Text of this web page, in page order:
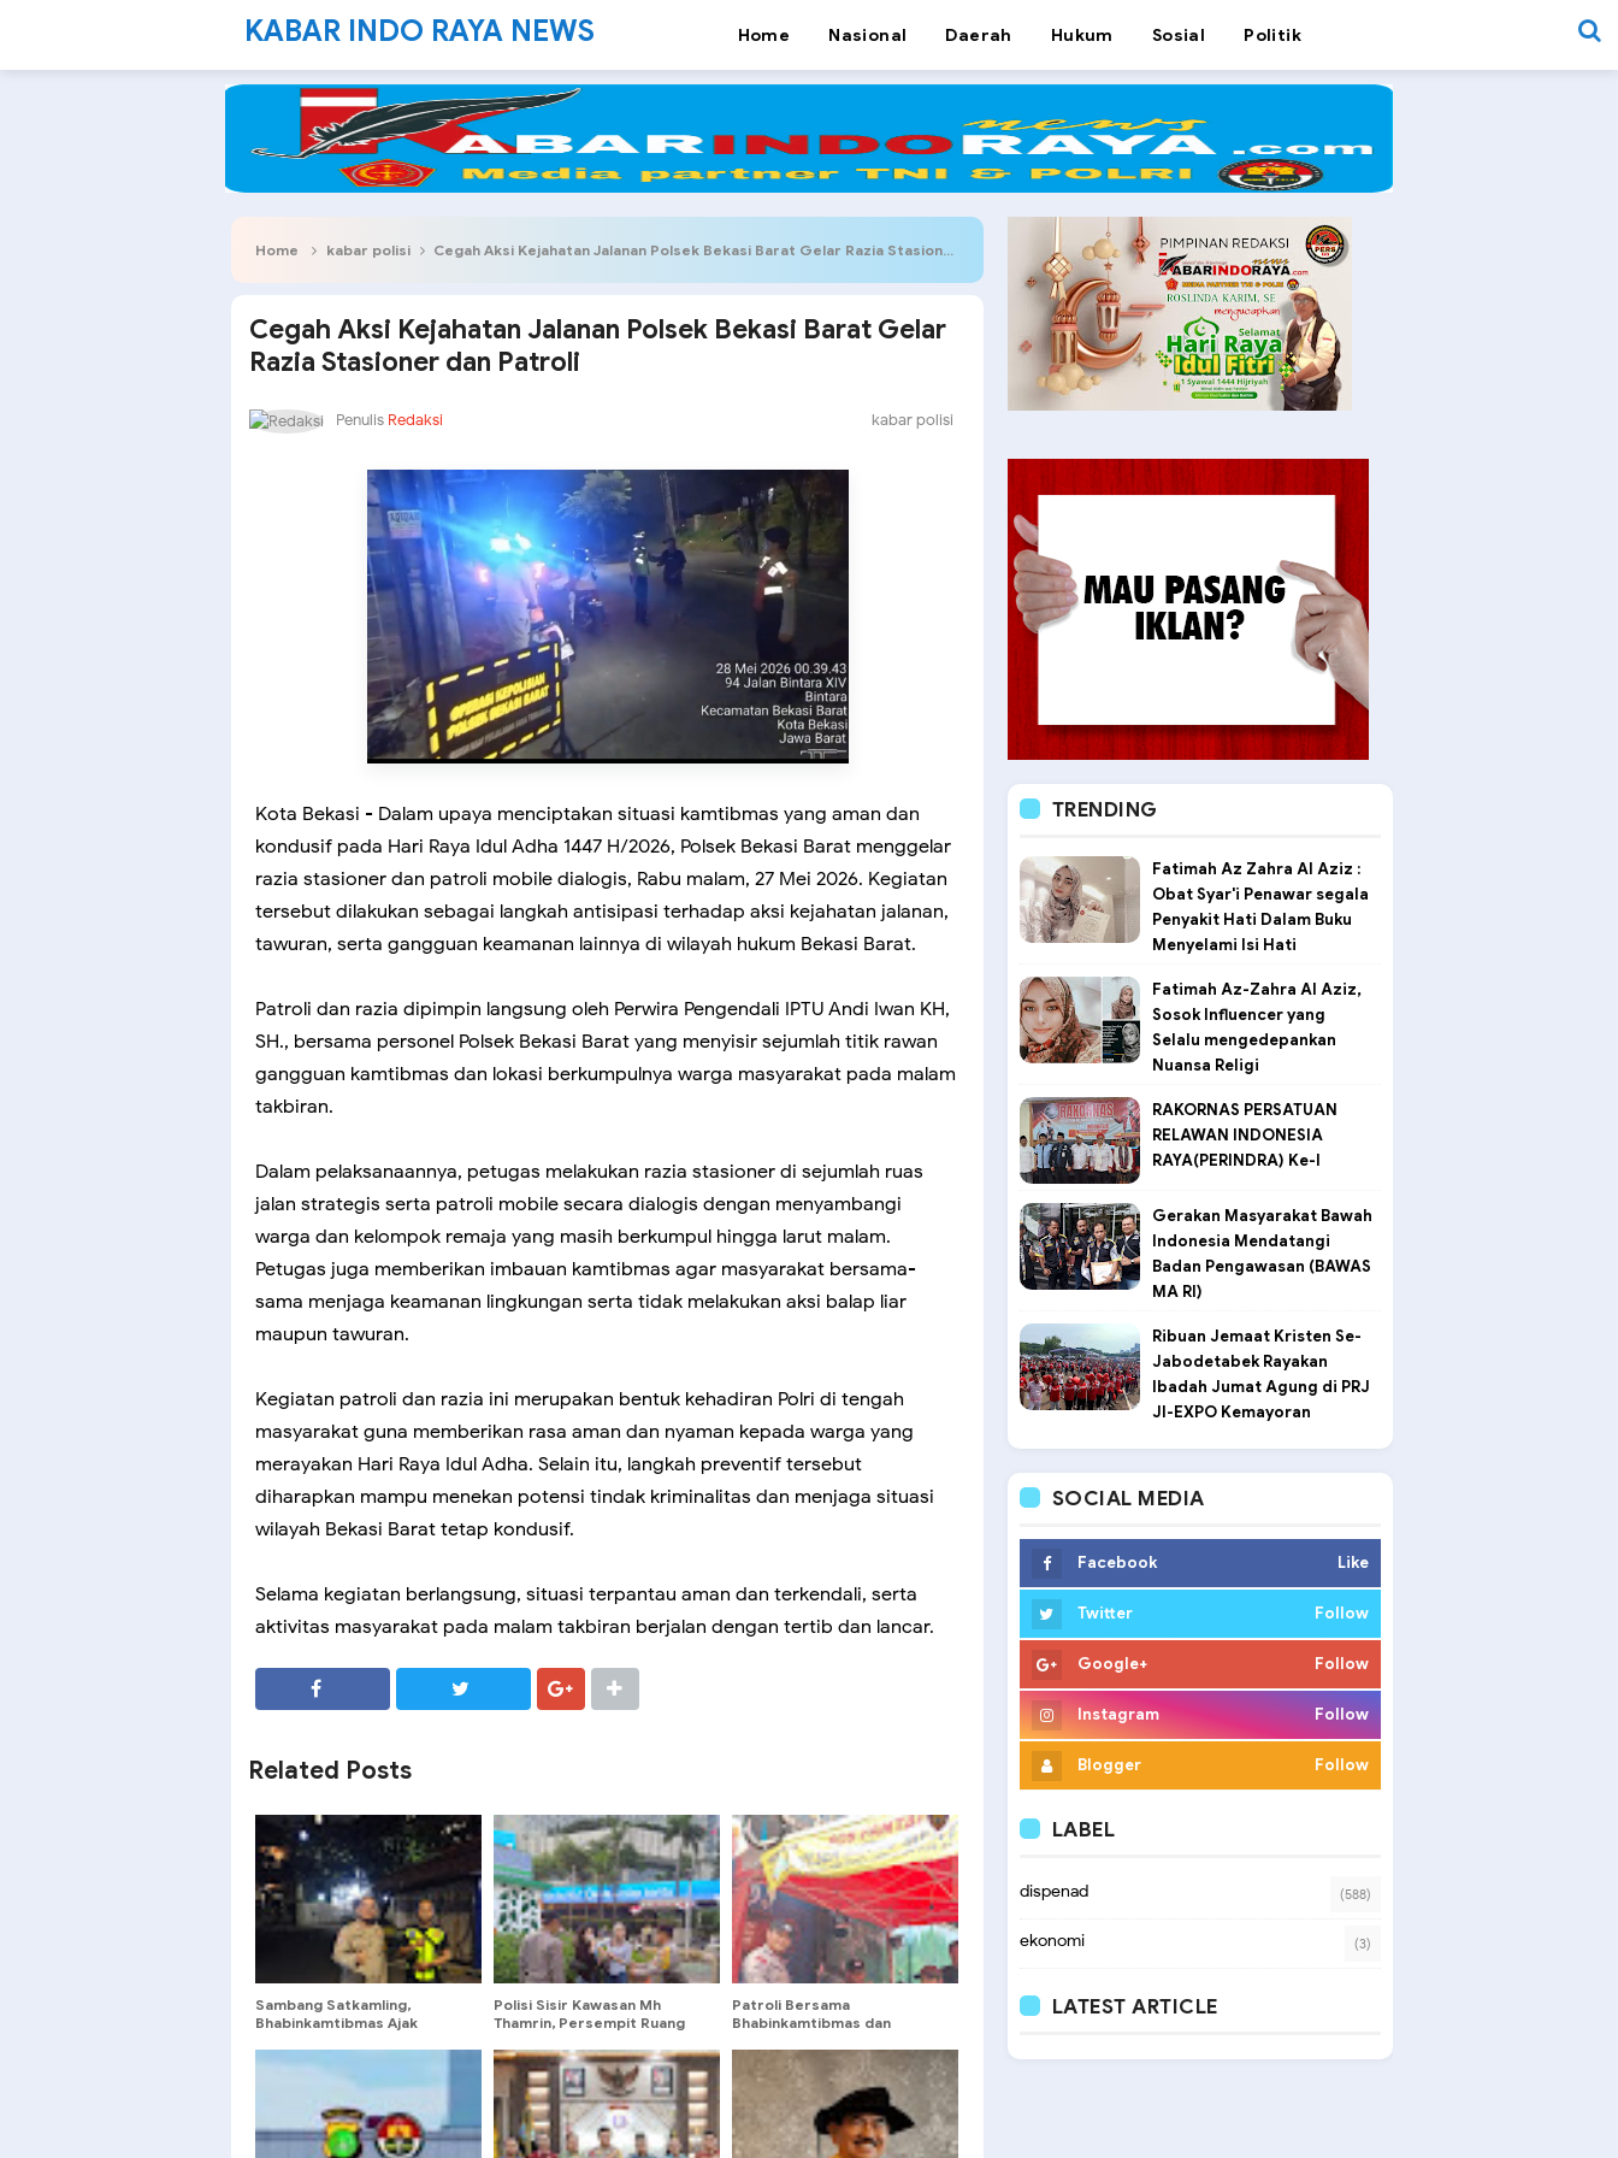
KABAR INDO RAYA NEWS Home Nasional Daerah Hukum Sosial Politik
Home kabar polisi Cegah Aksi Kejahatan Jalanan Polsek Bekasi Barat Gelar Razia Stasioner dan Patroli
Cegah Aksi Kejahatan Jalanan Polsek Bekasi Barat Gelar
Razia Stasioner dan Patroli
Penulis Redaksi kabar polisi
Kota Bekasi - Dalam upaya menciptakan situasi kamtibmas yang aman dan
kondusif pada Hari Raya Idul Adha 1447 H/2026, Polsek Bekasi Barat menggelar
razia stasioner dan patroli mobile dialogis, Rabu malam, 27 Mei 2026. Kegiatan
tersebut dilakukan sebagai langkah antisipasi terhadap aksi kejahatan jalanan,
tawuran, serta gangguan keamanan lainnya di wilayah hukum Bekasi Barat.
Patroli dan razia dipimpin langsung oleh Perwira Pengendali IPTU Andi Iwan KH,
SH., bersama personel Polsek Bekasi Barat yang menyisir sejumlah titik rawan
gangguan kamtibmas dan lokasi berkumpulnya warga masyarakat pada malam
takbiran.
Dalam pelaksanaannya, petugas melakukan razia stasioner di sejumlah ruas
jalan strategis serta patroli mobile secara dialogis dengan menyambangi
warga dan kelompok remaja yang masih berkumpul hingga larut malam.
Petugas juga memberikan imbauan kamtibmas agar masyarakat bersama-
sama menjaga keamanan lingkungan serta tidak melakukan aksi balap liar
maupun tawuran.
Kegiatan patroli dan razia ini merupakan bentuk kehadiran Polri di tengah
masyarakat guna memberikan rasa aman dan nyaman kepada warga yang
merayakan Hari Raya Idul Adha. Selain itu, langkah preventif tersebut
diharapkan mampu menekan potensi tindak kriminalitas dan menjaga situasi
wilayah Bekasi Barat tetap kondusif.
Selama kegiatan berlangsung, situasi terpantau aman dan terkendali, serta
aktivitas masyarakat pada malam takbiran berjalan dengan tertib dan lancar.
Related Posts
Sambang Satkamling,
Bhabinkamtibmas Ajak
Polisi Sisir Kawasan Mh
Thamrin, Persempit Ruang
Patroli Bersama
Bhabinkamtibmas dan
Perkuat Keamanan Cikini
Gold Center
TRENDING
Fatimah Az Zahra Al Aziz :
Obat Syar'i Penawar segala
Penyakit Hati Dalam Buku
Menyelami Isi Hati
Fatimah Az-Zahra Al Aziz,
Sosok Influencer yang
Selalu mengedepankan
Nuansa Religi
RAKORNAS PERSATUAN
RELAWAN INDONESIA
RAYA(PERINDRA) Ke-I
Gerakan Masyarakat Bawah
Indonesia Mendatangi
Badan Pengawasan (BAWAS
MA RI)
Ribuan Jemaat Kristen Se-
Jabodetabek Rayakan
Ibadah Jumat Agung di PRJ
JI-EXPO Kemayoran
SOCIAL MEDIA
Facebook Like
Twitter Follow
Google+ Follow
Instagram Follow
Blogger Follow
LABEL
dispenad (588)
ekonomi (3)
LATEST ARTICLE